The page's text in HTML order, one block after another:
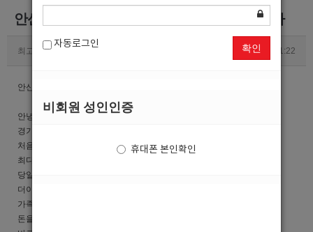
안산호빠 독점콜 1위 놀자박스 선수모집합니다
최고관리자 2018.10.23 11:22
안산호빠 독점콜 1위 놀자박스 선수모집합니다
안녕하세요
경기 안산에 위치한 최다 콜보유 “ 놀자 ” 입니다.
처음 일해보는데 가르쳐 주지도 않고
최다 콜 보유라해서 광고보고 왔는데, 와보니 일도없고,
당일 TC지급이라 해놓고 돈장난 치는 그런곳에서
더이상 있으실 필요가 없습니다.
가족같은 분위기와 즐겁고 바쁘게 일하면서
돈을 쓸어 담는게 무엇인지 하루만 출근해 보시면
자동로그인 확인
비회원 성인인증
휴대폰 본인확인